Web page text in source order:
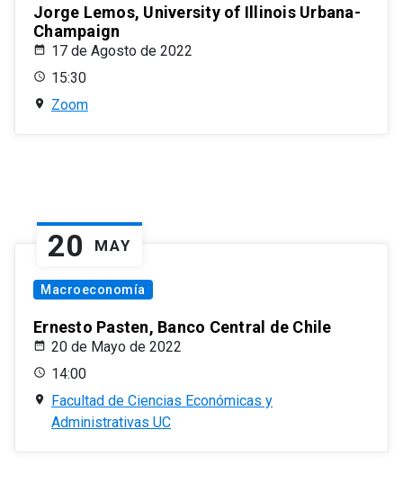
Jorge Lemos, University of Illinois Urbana-
Champaign
17 de Agosto de 2022
15:30
Zoom
20 MAY
Macroeconomía
Ernesto Pasten, Banco Central de Chile
20 de Mayo de 2022
14:00
Facultad de Ciencias Económicas y
Administrativas UC